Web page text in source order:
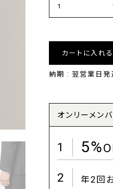
カートに入れ
納期 : 翌営業日発
オンリーメン
1 5%
2 年2回